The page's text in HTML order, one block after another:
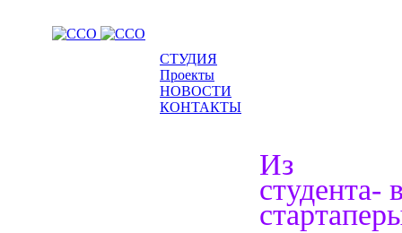
СТУДИЯ
Проекты
НОВОСТИ
КОНТАКТЫ
Из
студента-